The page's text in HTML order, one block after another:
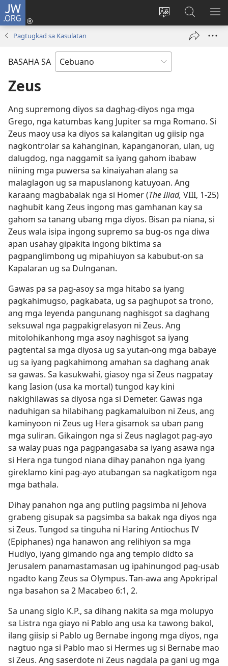
JW.ORG
Ilisi
pinulongan
sa
site
Log
ug
Pangitaa
sa
JW.ORG
Pagtugkad sa Kasulatan
BASAHA SA
Zeus
Ang supremong diyos sa daghag-diyos nga mga
Grego, nga katumbas kang Jupiter sa mga Romano. Si
Zeus maoy usa ka diyos sa kalangitan ug giisip nga
nagkontrolar sa kahanginan, kapanganoran, ulan, ug
dalugdog, nga naggamit sa iyang gahom ibabaw
niining mga puwersa sa kinaiyahan alang sa
malaglagon ug sa mapuslanong katuyoan. Ang
karaang magbabalak nga si Homer (The Iliad, VIII, 1-25)
naghubit kang Zeus ingong mas gamhanan kay sa
gahom sa tanang ubang mga diyos. Bisan pa niana, si
Zeus wala isipa ingong supremo sa bug-os nga diwa
apan usahay gipakita ingong biktima sa
pagpanglimbong ug mipahiuyon sa kabubut-on sa
Kapalaran ug sa Dulnganan.
Gawas pa sa pag-asoy sa mga hitabo sa iyang
pagkahimugso, pagkabata, ug sa paghupot sa trono,
ang mga leyenda pangunang naghisgot sa daghang
seksuwal nga pagpakigrelasyon ni Zeus. Ang
mitolohikanhong mga asoy naghisgot sa iyang
pagtental sa mga diyosa ug sa yutan-ong mga babaye
ug sa iyang pagkahimong amahan sa daghang anak
sa gawas. Sa kasukwahi, giasoy nga si Zeus nagpatay
kang Iasion (usa ka mortal) tungod kay kini
nakighilawas sa diyosa nga si Demeter. Gawas nga
naduhigan sa hilabihang pagkamaluibon ni Zeus, ang
kaminyoon ni Zeus ug Hera gisamok sa uban pang
mga suliran. Gikaingon nga si Zeus naglagot pag-ayo
sa walay puas nga pagpangasaba sa iyang asawa nga
si Hera nga tungod niana dihay panahon nga iyang
gireklamo kini pag-ayo atubangan sa nagkatigom nga
mga bathala.
Dihay panahon nga ang putling pagsimba ni Jehova
grabeng gisupak sa pagsimba sa bakak nga diyos nga
si Zeus. Tungod sa tinguha ni Haring Antiochus IV
(Epiphanes) nga hanawon ang relihiyon sa mga
Hudiyo, iyang gimando nga ang templo didto sa
Jerusalem panamastamasan ug ipahinungod pag-usab
ngadto kang Zeus sa Olympus. Tan-awa ang Apokripal
nga basahon sa 2 Macabeo 6:​1, 2.
Sa unang siglo K.P., sa dihang nakita sa mga molupyo
sa Listra nga giayo ni Pablo ang usa ka tawong bakol,
ilang giisip si Pablo ug Bernabe ingong mga diyos, nga
nagtuo nga si Pablo mao si Hermes ug si Bernabe mao
si Zeus. Ang saserdote ni Zeus nagdala pa gani ug mga